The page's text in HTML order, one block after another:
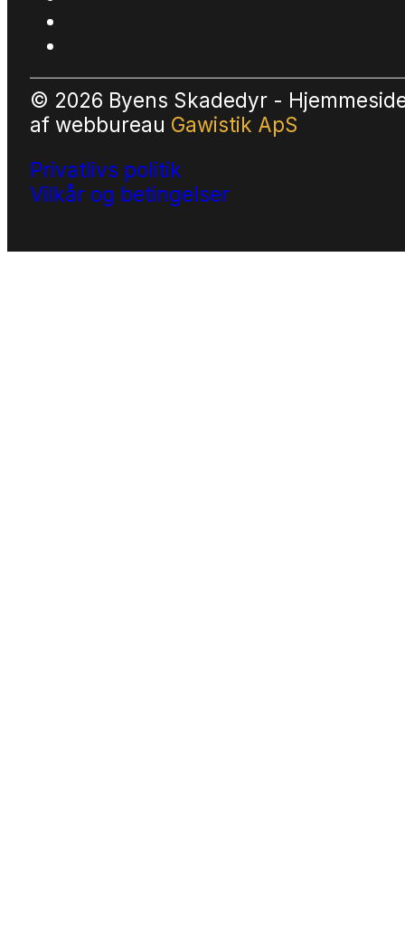
© 2026 Byens Skadedyr -
af webbureau Gawistik ApS
Privatlivs politik
Vilkår og betingelser